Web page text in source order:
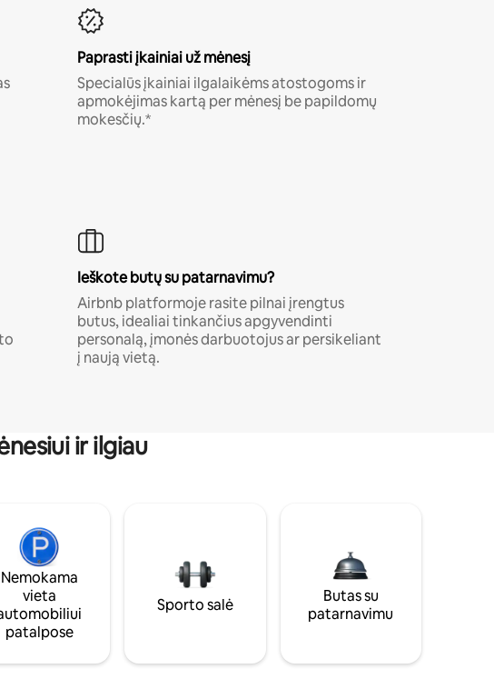
Paprasti įkainiai už mėnesį
Specialūs įkainiai ilgalaikėms atostogoms ir
apmokėjimas kartą per mėnesį be papildomų
mokesčių.*
Ieškote butų su patarnavimu?
Airbnb platformoje rasite pilnai įrengtus
butus, idealiai tinkančius apgyvendinti
personalą, įmonės darbuotojus ar persikeliant
į naują vietą.
ir ilgiau
Nemokama
vieta
patalpose
Sporto salė
Butas su
patarnavimu